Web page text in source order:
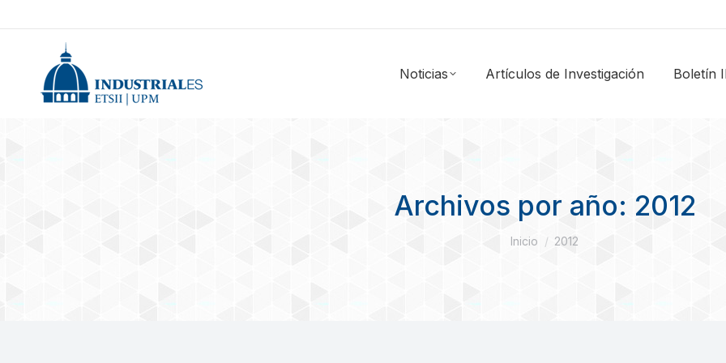
Noticias Artículos de Investigación Boletín
Archivos por año: 2012
Estás aquí:
Inicio 2012